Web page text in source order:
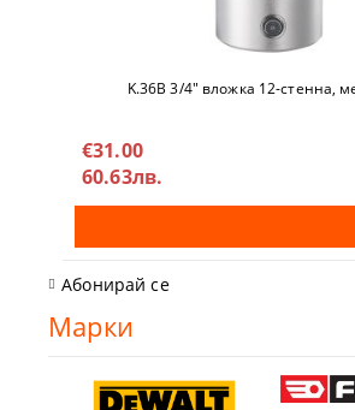
K.36B 3/4" вложкa 12-стeннa,
€31.00
60.63лв.
Абонирай се
Марки